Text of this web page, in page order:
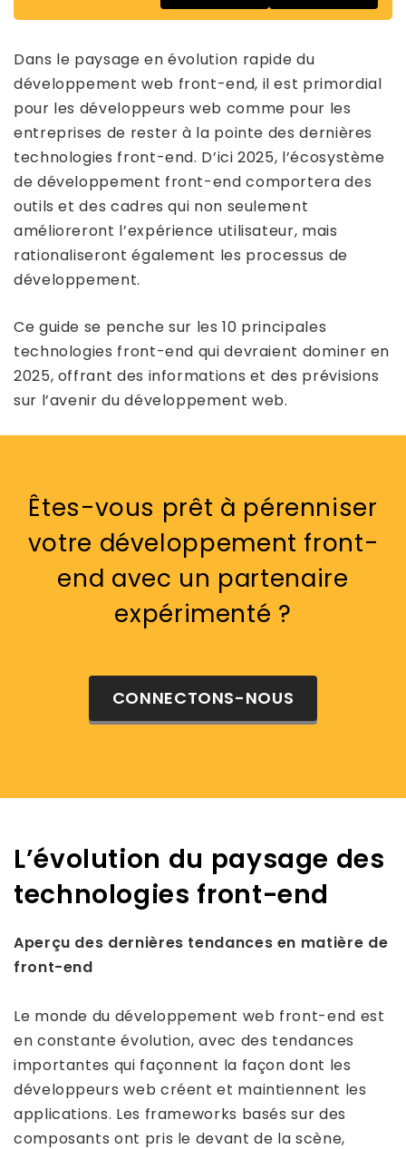
Dans le paysage en évolution rapide du
développement web front-end, il est primordial
pour les développeurs web comme pour les
entreprises de rester à la pointe des dernières
technologies front-end. D’ici 2025, l’écosystème
de développement front-end comportera des
outils et des cadres qui non seulement
amélioreront l’expérience utilisateur, mais
rationaliseront également les processus de
développement.
Ce guide se penche sur les 10 principales
technologies front-end qui devraient dominer en
2025, offrant des informations et des prévisions
sur l’avenir du développement web.
Êtes-vous prêt à pérenniser
votre développement front-
end avec un partenaire
expérimenté ?
CONNECTONS-NOUS
L’évolution du paysage des
technologies front-end
Aperçu des dernières tendances en matière de
front-end
Le monde du développement web front-end est
en constante évolution, avec des tendances
importantes qui façonnent la façon dont les
développeurs web créent et maintiennent les
applications. Les frameworks basés sur des
composants ont pris le devant de la scène,